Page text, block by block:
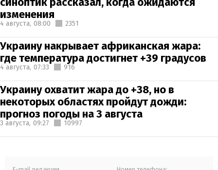
изменения
4 августа, 08:00 2351
Украину накрывает африканская жара:
где температура достигнет +39 градусов
4 августа, 07:33 916
Украину охватит жара до +38, но в
некоторых областях пройдут дожди:
прогноз погоды на 3 августа
3 августа, 09:27 10997